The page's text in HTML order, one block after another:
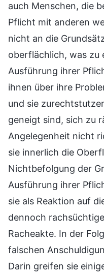
auch Menschen, die
Pflicht mit anderen
nicht an die
oberflächlich, was zu
Ausführung ihrer
ihnen über ihre
und sie
geneigt sind, sich zu
Angelegenheit nicht
sie innerlich die
Nichtbefolgung der
Ausführung ihrer
sie als Reaktion auf
dennoch
Racheakte. In der
falschen
Darin greifen sie